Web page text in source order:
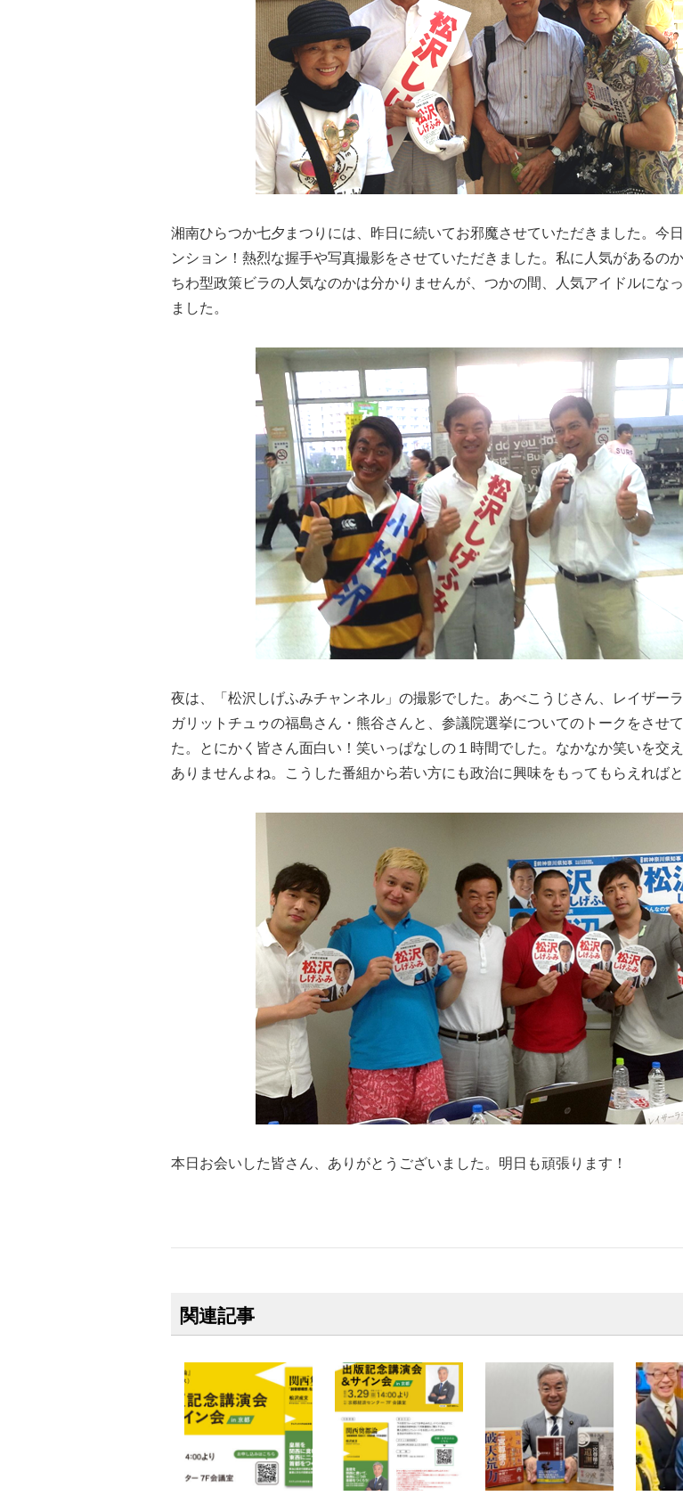
湘南ひらつか七夕まつりには、 昨日に続いてお邪魔させていただきました。 今
ンション！ 熱烈な握手や写真撮影をさせていただきました。 私に人気があるのか
ちわ型政策ビラの人気なのかは分かりませんが、 つかの間、人気アイドルにな
ました。
夜は、「松沢しげふみチャンネル」の撮影でした。 あべこうじさん、レイザー
ガリットチュゥの福島さん・熊谷さんと、 参議院選挙についてのトークをさせ
た。
とにかく皆さん面白い！笑いっぱなしの１時間でした。 なかなか笑いを交
ありませんよね。
こうした番組から若い方にも政治に興味をもってもらえれば
本日お会いした皆さん、ありがとうございました。 明日も頑張ります！
関連記事